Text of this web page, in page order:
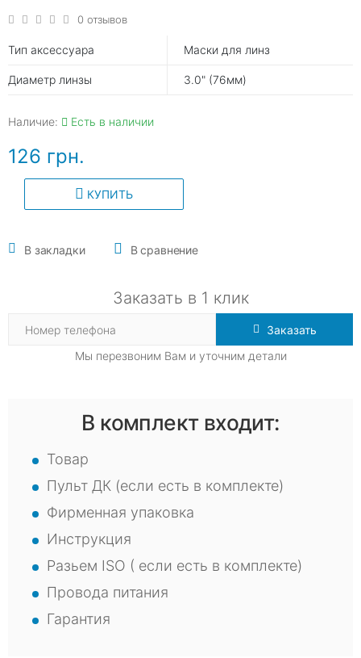
0 отзывов
Тип аксессуара Маски для линз
Диаметр линзы 3.0" (76мм)
Наличие: Есть в наличии
126 грн.
КУПИТЬ
В закладки В сравнение
Заказать в 1 клик
Заказать
Мы перезвоним Вам и уточним детали
В комплект входит:
Товар
Пульт ДК (если есть в комплекте)
Фирменная упаковка
Инструкция
Разьем ISO ( если есть в комплекте)
Провода питания
Гарантия